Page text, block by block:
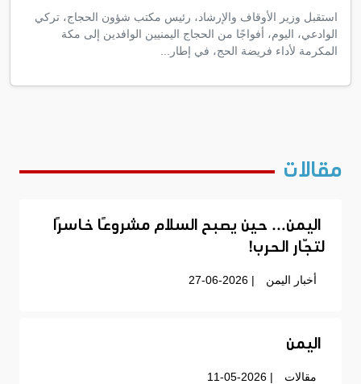
استقبل وزير الأوقاف والإرشاد، رئيس مكتب شؤون الحجاج، تركي
الوادعي، اليوم، أفواجًا من الحجاج اليمنيين الوافدين إلى مكة
المكرمة لأداء فريضة الحج، في إطار...
مقالات
اليمن… حين يصبح السلام مشروعًا خاسرًا
لتجّار الحرب!
أخبار اليمن | 27-06-2026
اليمن
مقالات | 11-05-2026